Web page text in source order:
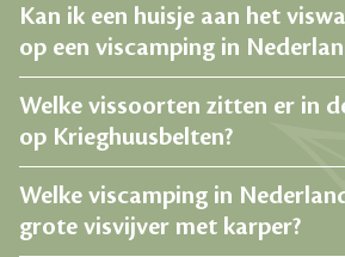
Kan ik een huisje aan het
op een viscamping in
Welke vissoorten zitten er in
op Krieghuusbelten?
Welke viscamping in
grote visvijver met karper?